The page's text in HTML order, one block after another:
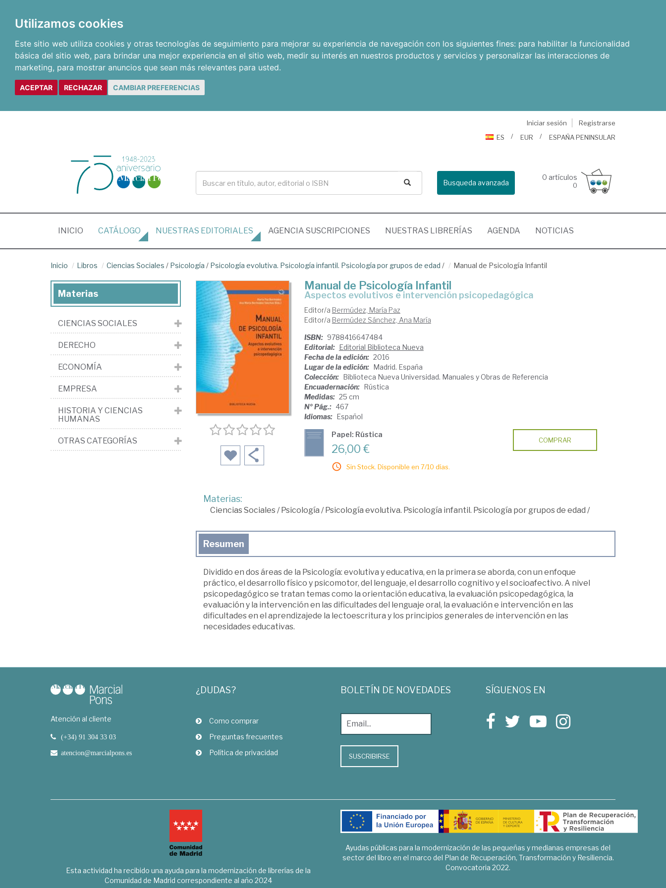
Utilizamos cookies
Este sitio web utiliza cookies y otras tecnologías de seguimiento para mejorar su experiencia de navegación con los siguientes fines: para habilitar la funcionalidad
básica del sitio web, para brindar una mejor experiencia en el sitio web, medir su interés en nuestros productos y servicios y personalizar las interacciones de
marketing, para mostrar anuncios que sean más relevantes para usted.
ACEPTAR RECHAZAR CAMBIAR PREFERENCIAS
Iniciar sesión
Registrarse
ES
EUR ESPAÑA PENINSULAR
Busqueda avanzada
0 artículos
0
INICIO (CURRENT)
CATÁLOGO NUESTRAS EDITORIALES AGENCIA SUSCRIPCIONES NUESTRAS LIBRERÍAS AGENDA NOTICIAS
Inicio Libros Ciencias Sociales / Psicología / Psicología evolutiva. Psicología infantil. Psicología por grupos de edad / Manual de Psicología Infantil
Manual de Psicología Infantil
aspectos evolutivos e intervención psicopedagógica
Editor/a Bermúdez, María Paz
Editor/a Bermúdez Sánchez, Ana María
ISBN: 9788416647484
Editorial: Editorial Biblioteca Nueva
Fecha de la edición: 2016
Lugar de la edición: Madrid. España
Colección: Biblioteca Nueva Universidad. Manuales y Obras de Referencia
Encuadernación: Rústica
Medidas: 25 cm
Nº Pág.: 467
Idiomas: Español
Papel: Rústica
26,00 €
Sin Stock. Disponible en 7/10 días.
COMPRAR
Materias:
Ciencias Sociales/Psicología /Psicología evolutiva. Psicología infantil. Psicología por grupos de edad /
Resumen
Dividido en dos áreas de la Psicología: evolutiva y educativa, en la primera se aborda, con un enfoque
práctico, el desarrollo físico y psicomotor, del lenguaje, el desarrollo cognitivo y el socioafectivo. A nivel
psicopedagógico se tratan temas como la orientación educativa, la evaluación psicopedagógica, la
evaluación y la intervención en las dificultades del lenguaje oral, la evaluación e intervención en las
dificultades en el aprendizajede la lectoescritura y los principios generales de intervención en las
necesidades educativas.
Materias
CIENCIAS SOCIALES
DERECHO
ECONOMÍA
EMPRESA
HISTORIA Y CIENCIAS
HUMANAS
OTRAS CATEGORÍAS
Atención al cliente
(+34) 91 304 33 03
atencion@marcialpons.es
¿DUDAS?
Como comprar
Preguntas frecuentes
Política de privacidad
BOLETÍN DE NOVEDADES
SUSCRIBIRSE
SÍGUENOS EN
Esta actividad ha recibido una ayuda para la modernización de librerías de la
Comunidad de Madrid correspondiente al año 2024
Ayudas públicas para la modernización de las pequeñas y medianas empresas del
sector del libro en el marco del Plan de Recuperación, Transformación y Resiliencia.
Convocatoria 2022.